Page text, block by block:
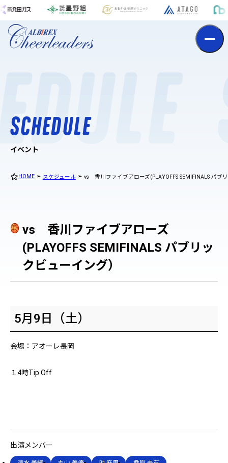
hedu
SCHEDULE
イベント
HOME スケジュール vs 香川ファイブアローズ(PLAYOFFS SEMIFINALS パブ
vs 香川ファイブアローズ
(PLAYOFFS SEMIFINALS パブリッ
クビューイング）
香
川
ァ
ブ
SEMIFINALS
ブ
リ
5月9日（土）
会場：アオーレ長岡
１4時Tip Off
出演メンバー